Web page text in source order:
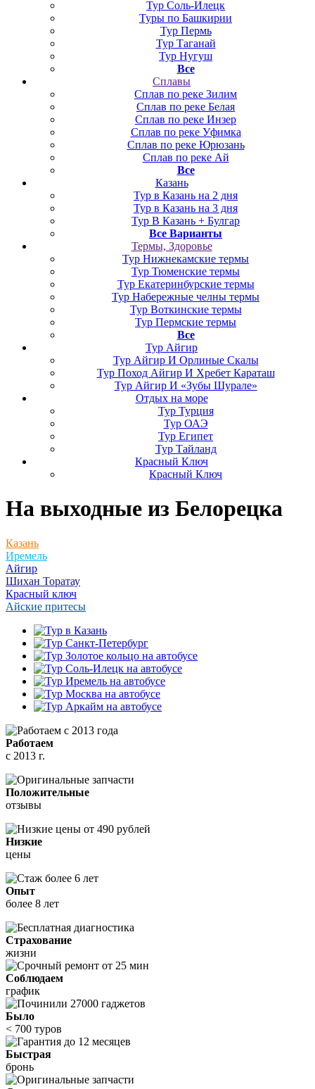
Тур Соль-Илецк
Туры по Башкирии
Тур Пермь
Тур Таганай
Тур Нугуш
Все
Сплавы
Сплав по реке Зилим
Сплав по реке Белая
Сплав по реке Инзер
Сплав по реке Уфимка
Сплав по реке Юрюзань
Сплав по реке Ай
Все
Казань
Тур в Казань на 2 дня
Тур в Казань на 3 дня
Тур В Казань + Булгар
Все Варианты
Термы, Здоровье
Тур Нижнекамские термы
Тур Тюменские термы
Тур Екатеринбурские термы
Тур Набережные челны термы
Тур Воткинские термы
Тур Пермские термы
Все
Тур Айгир
Тур Айгир И Орлиные Скалы
Тур Поход Айгир И Хребет Караташ
Тур Айгир И «Зубы Шурале»
Отдых на море
Тур Турция
Тур ОАЭ
Тур Египет
Тур Тайланд
Красный Ключ
Красный Ключ
На выходные из Белорецка
Казань
Иремель
Айгир
Шихан Торатау
Красный ключ
Айские притесы
Работаем
с 2013 г.
Положительные
отзывы
Низкие
цены
Опыт
более 8 лет
Страхование
жизни
Соблюдаем
график
Было
< 700 туров
Быстрая
бронь